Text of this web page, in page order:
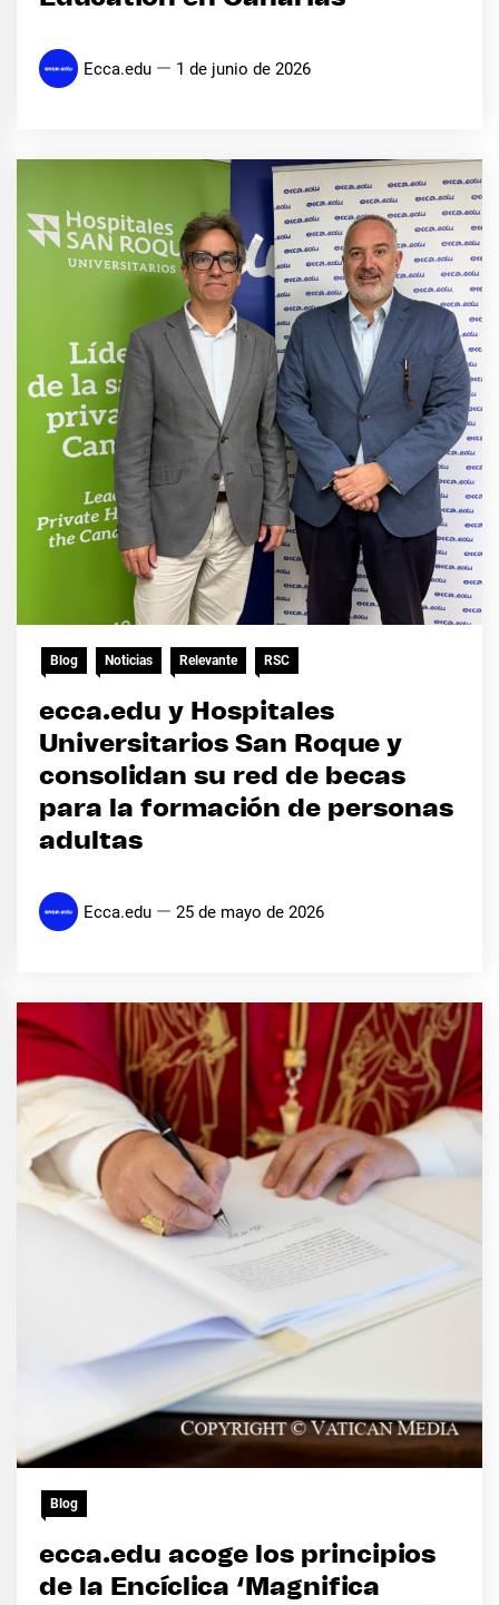
Ecca.edu 1 de junio de 2026
Blog Noticias Relevante RSC
ecca.edu y Hospitales
Universitarios San Roque y
consolidan su red de becas
para la formación de personas
adultas
Ecca.edu 25 de mayo de 2026
Blog
ecca.edu acoge los principios
de la Encíclica ‘Magnifica